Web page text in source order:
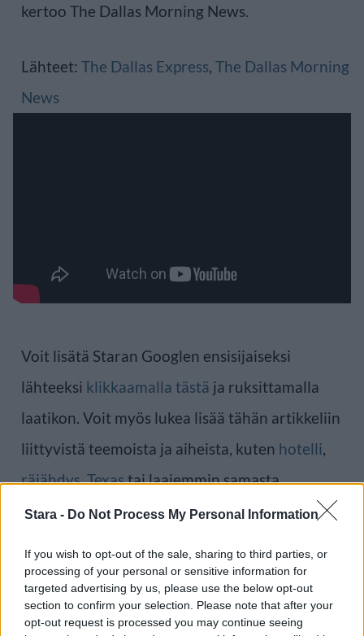
Stara - Do Not Process My Personal Information
If you wish to opt-out of the sale, sharing to third parties, or
processing of your personal or sensitive information for
targeted advertising by us, please use the below opt-out
section to confirm your selection. Please note that after your
opt-out request is processed you may continue seeing
kertoo The Dallas Morning News.
Lähteet: The Dallas Express, The Dallas Morning
News
Voit lisätä Staran Googlen ensisijaiseksi
lähteeksi klikkaamalla tästä ja ruksittamalla
laatikon. Voit myös lukea lisää tähän artikkeliin
liittyvistä teemoista ja aiheista, kuten hotelli,
räjähdys,Texastai laajemmin samasta
aihealueesta Uutiset-osioistamme.
Ilmoita virheestä·Tietoa meistä·Toimitusperiaatteet